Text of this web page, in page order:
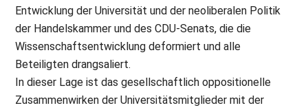
Entwicklung der Universität und der neoliberalen Politik
der Handelskammer und des CDU-Senats, die die
Wissenschaftsentwicklung deformiert und alle
Beteiligten drangsaliert.
In dieser Lage ist das gesellschaftlich oppositionelle
Zusammenwirken der Universitätsmitglieder mit der